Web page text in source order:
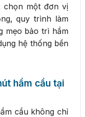
chọn một đơn vị
quy trình làm
mẹo bảo trì hầm
hệ thống bền
hầm cầu tại
cầu không chỉ